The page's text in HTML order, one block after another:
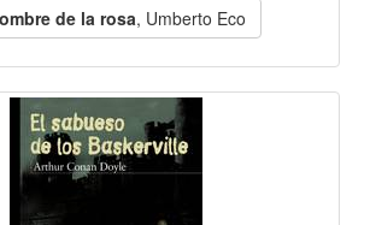
de la rosa, Umberto Eco